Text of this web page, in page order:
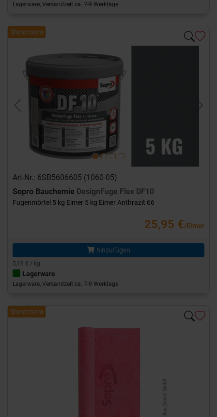
Lagerware, Versandzeit ca. 7-9 Werktage
Showroom
Previous Next
Art-Nr.: 6SB5606605 (1060-05)
Sopro Bauchemie DesignFuge Flex DF10
Fugenmörtel 5 kg Eimer 5 kg Eimer Anthrazit 66
25,95 €/Eimer
hinzufügen
5,19 € / kg
Lagerware
Lagerware, Versandzeit ca. 7-9 Werktage
Showroom